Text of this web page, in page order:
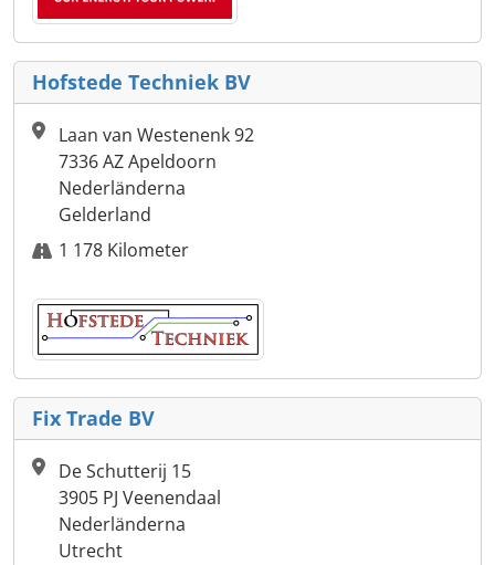
Hofstede Techniek BV
Laan van Westenenk 92
7336 AZ Apeldoorn
Nederländerna
Gelderland
1 178 Kilometer
Fix Trade BV
De Schutterij 15
3905 PJ Veenendaal
Nederländerna
Utrecht